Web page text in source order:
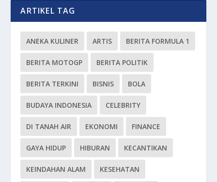
ARTIKEL TAG
ANEKA KULINER ARTIS BERITA FORMULA 1
BERITA MOTOGP BERITA POLITIK
BERITA TERKINI BISNIS BOLA
BUDAYA INDONESIA CELEBRITY
DI TANAH AIR EKONOMI FINANCE
GAYA HIDUP HIBURAN KECANTIKAN
KEINDAHAN ALAM KESEHATAN